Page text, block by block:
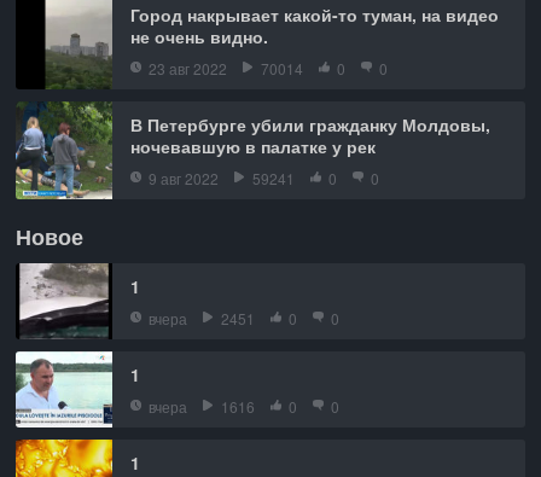
Город накрывает какой-то туман, на видео
не очень видно.
23 авг 2022 70014 0 0
В Петербурге убили гражданку Молдовы,
ночевавшую в палатке у рек
9 авг 2022 59241 0 0
Новое
1
вчера 2451 0 0
1
вчера 1616 0 0
1